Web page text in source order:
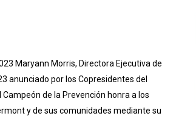
Maryann Morris, Directora Ejecutiva de
anunciado por los Copresidentes del
de la Prevención honra a los
y de sus comunidades mediante su